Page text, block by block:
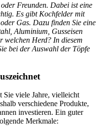
Freunden. Dabei ist eine
Es gibt Kochfelder mit
Gas. Dazu finden Sie eine
Aluminium, Gusseisen
welchen Herd? In diesem
bei der Auswahl der Töpfe
Sie viele Jahre, vielleicht
verschiedene Produkte,
investieren. Ein guter
Merkmale: